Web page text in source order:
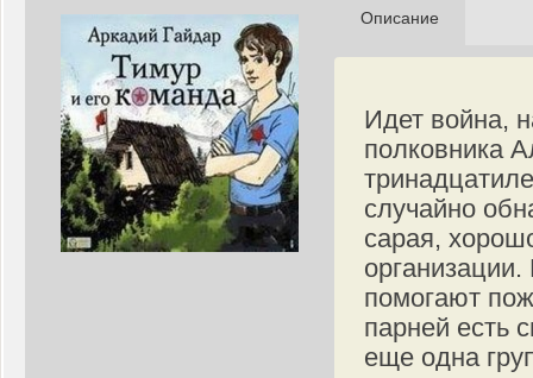
Описание
Идет война,
полковника
случайно
сарая,
помогают
парней есть
еще одна